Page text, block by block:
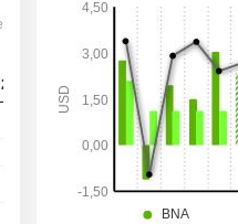
2025 2026 2027
129 269
2,88%
48 170
3,9%